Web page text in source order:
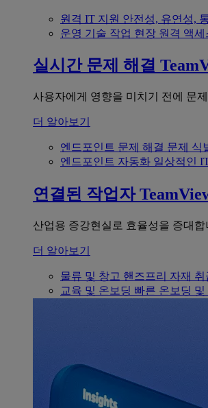
원격 IT 지원 안전성, 유연성,
운영 기술 작업 현장 원격 액세
실시간 문제 해결
사용자에게 영향을 미치기 전에 문
더 알아보기
엔드포인트 문제 해결 문제 식
엔드포인트 자동화 일상적인
연결된 작업자
산업용 증강현실로 효율성을 증대합
더 알아보기
물류 및 창고 핸즈프리 자재 취
교육 및 온보딩 빠른 온보딩 및